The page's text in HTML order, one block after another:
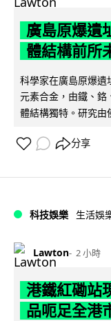
廣島原爆遺
體結構前所
科學家在廣島原爆遺
元素合金，由鐵、鉻
體結構獨特。研究由
分享
科技娛樂 生活娛
Lawton 2 小時
港鐵紅磡站
品呃足全港